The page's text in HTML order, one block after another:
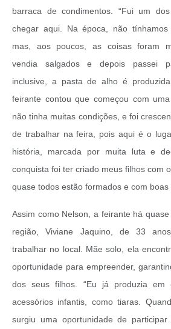
barraca de condimentos. “Fui um
chegar aqui. Na época, não tínhamos
mas, aos poucos, as coisas foram
vendia salgados e depois passei
inclusive, a pasta de alho é
feirante contou que começou com
não tinha muitas condições, e foi
de trabalhar na feira, pois aqui é o
história, marcada por muita luta e
conquista foi ter criado meus filhos com
quase todos estão formados e com boas
Assim como Nelson, a feirante há
região, Viviane Jaquino, de 33
trabalhar no local. Mãe solo, ela
oportunidade para empreender,
dos seus filhos. “Eu já produzia em
acessórios infantis, como tiaras.
surgiu uma oportunidade de